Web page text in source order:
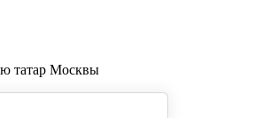
татар Москвы